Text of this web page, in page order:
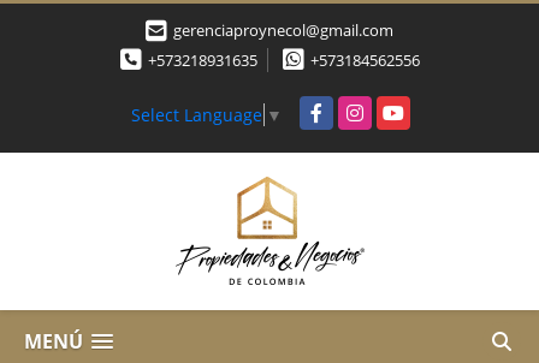
gerenciaproynecol@gmail.com
+573218931635
+573184562556
Select Language ▼ FacebookInstagramYouTube
MENÚ